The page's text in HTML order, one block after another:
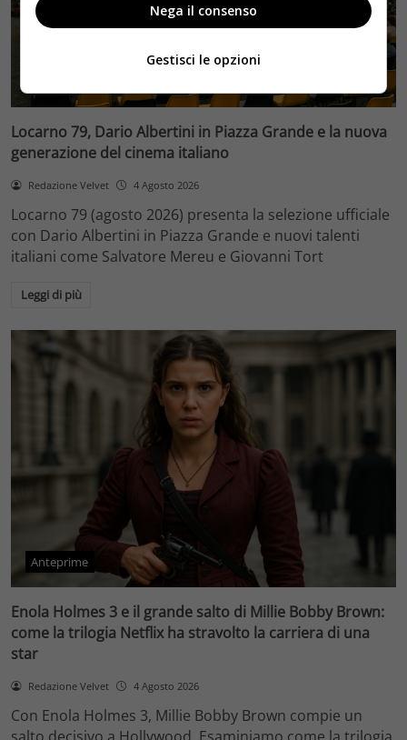
Locarno 79, Dario Albertini in Piazza Grande e la nuova
generazione del cinema italiano
Redazione Velvet 4 Agosto 2026
Locarno 79 (agosto 2026) presenta la selezione ufficiale
con Dario Albertini in Piazza Grande e nuovi talenti
italiani come Salvatore Mereu e Giovanni Tort
Leggi di più
Anteprime
Enola Holmes 3 e il grande salto di Millie Bobby Brown:
come la trilogia Netflix ha stravolto la carriera di una
star
Redazione Velvet 4 Agosto 2026
Con Enola Holmes 3, Millie Bobby Brown compie un
Nega il consenso
Gestisci le opzioni